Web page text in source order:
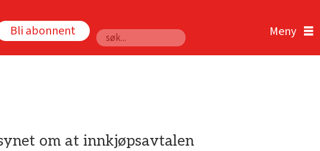
Bli abonnent
Søk
om at innkjøpsavtalen